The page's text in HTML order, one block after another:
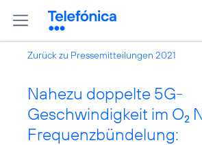
Zurück zu Pressemitteilungen 2021
Nahezu doppelte 5G-
Geschwindigkeit im O2
Frequenzbündelung: